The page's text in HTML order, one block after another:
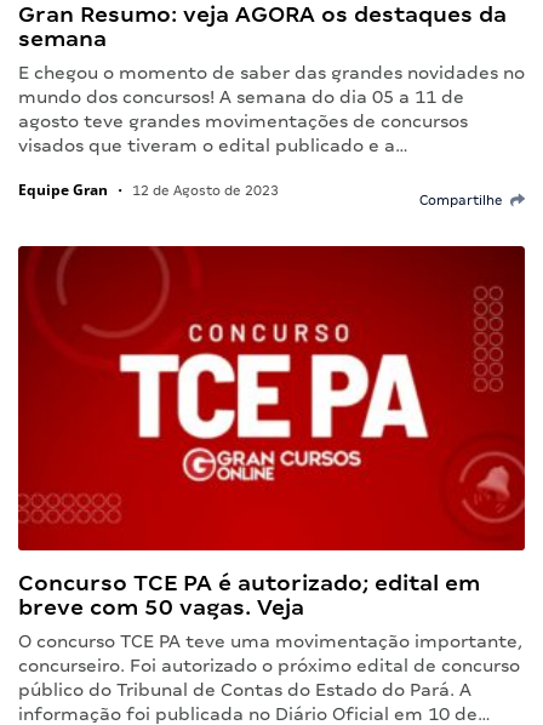
Gran Resumo: veja AGORA os destaques da
semana
E chegou o momento de saber das grandes novidades no
mundo dos concursos! A semana do dia 05 a 11 de
agosto teve grandes movimentações de concursos
visados que tiveram o edital publicado e a…
Equipe Gran • 12 de Agosto de 2023
Compartilhe
Concurso TCE PA é autorizado; edital em
breve com 50 vagas. Veja
O concurso TCE PA teve uma movimentação importante,
concurseiro. Foi autorizado o próximo edital de concurso
público do Tribunal de Contas do Estado do Pará. A
informação foi publicada no Diário Oficial em 10 de…